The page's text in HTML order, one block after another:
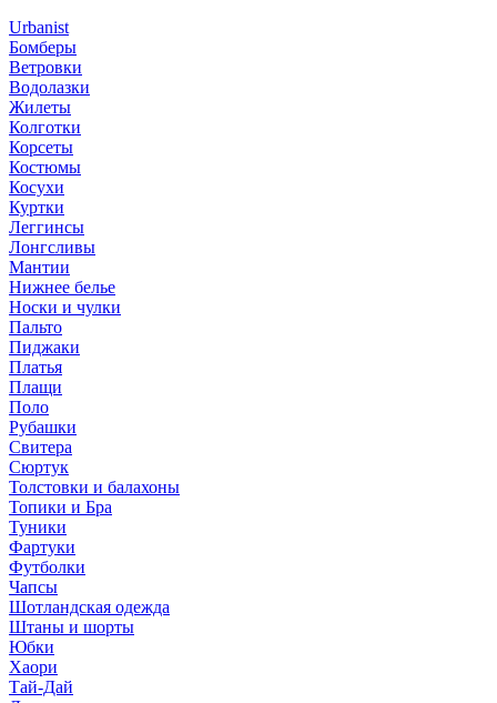
Urbanist
Бомберы
Ветровки
Водолазки
Жилеты
Колготки
Корсеты
Костюмы
Косухи
Куртки
Леггинсы
Лонгсливы
Мантии
Нижнее белье
Носки и чулки
Пальто
Пиджаки
Платья
Плащи
Поло
Рубашки
Свитера
Сюртук
Толстовки и балахоны
Топики и Бра
Туники
Фартуки
Футболки
Чапсы
Шотландская одежда
Штаны и шорты
Юбки
Хаори
Тай-Дай